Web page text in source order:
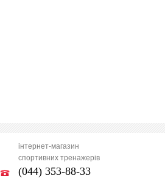
інтернет-магазин
спортивних тренажерів
(044) 353-88-33